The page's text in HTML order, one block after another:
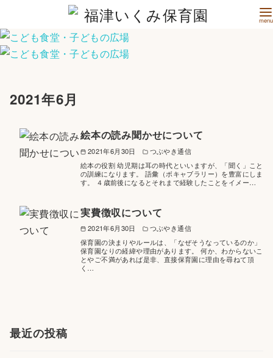
2021年6月
絵本の読み聞かせについて
2021年6月30日
つぶやき通信
絵本の役割 幼児期は耳の時代といいますが、「聞く」こと
の訓練になります。 語彙（ボキャブラリー）を豊富にしま
す。 ４歳前後になるとそれまで経験したことをイメー…
実費徴収について
2021年6月30日
つぶやき通信
保育園の決まりやルールは、「なぜそうなっているのか」
保育園なりの経緯や理由があります。 何か、わからないこ
とやご不満があれば是非、直接保育園に理由を尋ねて頂
く…
最近の投稿